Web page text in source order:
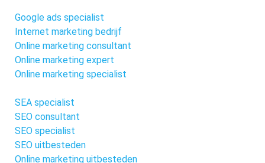
Google ads specialist
Internet marketing bedrijf
Online marketing consultant
Online marketing expert
Online marketing specialist
SEA specialist
SEO consultant
SEO specialist
SEO uitbesteden
Online marketing uitbesteden